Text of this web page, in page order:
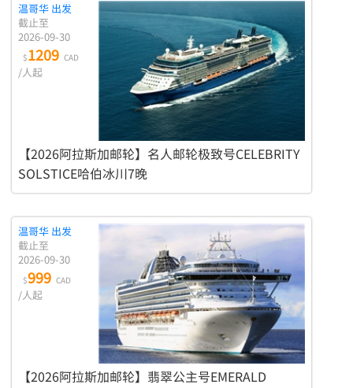
温哥华 出发
截止至
2026-09-30
$1209 CAD
/人起
【2026阿拉斯加邮轮】名人邮轮极致号CELEBRITY
SOLSTICE哈伯冰川7晚
温哥华 出发
截止至
2026-09-30
$999 CAD
/人起
【2026阿拉斯加邮轮】翡翠公主号EMERALD